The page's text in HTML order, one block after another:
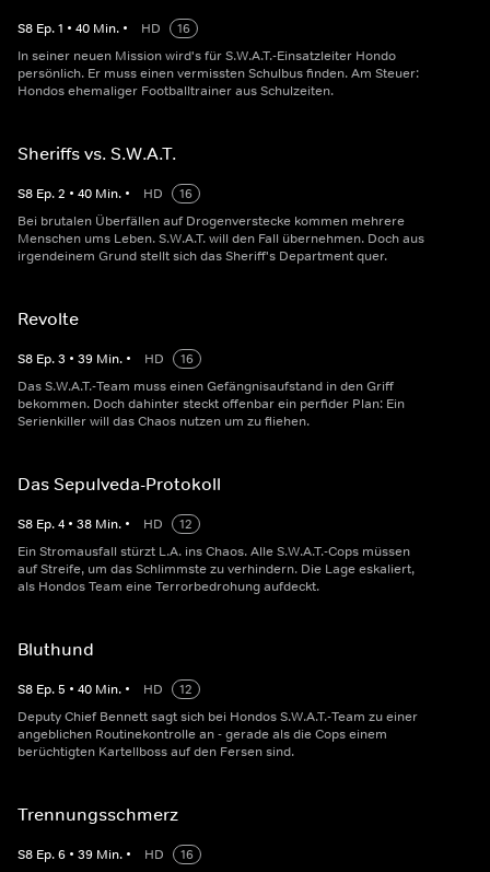
S8 Ep.1 • 40 Min. • HD
16
In seiner neuen Mission wird's für S.W.A.T.-Einsatzleiter Hondo
persönlich. Er muss einen vermissten Schulbus finden. Am Steuer:
Hondos ehemaliger Footballtrainer aus Schulzeiten.
Sheriffs vs. S.W.A.T.
S8 Ep.2 • 40 Min. • HD
16
Bei brutalen Überfällen auf Drogenverstecke kommen mehrere
Menschen ums Leben. S.W.A.T. will den Fall übernehmen. Doch aus
irgendeinem Grund stellt sich das Sheriff's Department quer.
Revolte
S8 Ep.3 • 39 Min. • HD
16
Das S.W.A.T.-Team muss einen Gefängnisaufstand in den Griff
bekommen. Doch dahinter steckt offenbar ein perfider Plan: Ein
Serienkiller will das Chaos nutzen um zu fliehen.
Das Sepulveda-Protokoll
S8 Ep.4 • 38 Min. • HD
12
Ein Stromausfall stürzt L.A. ins Chaos. Alle S.W.A.T.-Cops müssen
auf Streife, um das Schlimmste zu verhindern. Die Lage eskaliert,
als Hondos Team eine Terrorbedrohung aufdeckt.
Bluthund
S8 Ep.5 • 40 Min. • HD
12
Deputy Chief Bennett sagt sich bei Hondos S.W.A.T.-Team zu einer
angeblichen Routinekontrolle an - gerade als die Cops einem
berüchtigten Kartellboss auf den Fersen sind.
Trennungsschmerz
S8 Ep.6 • 39 Min. • HD
16